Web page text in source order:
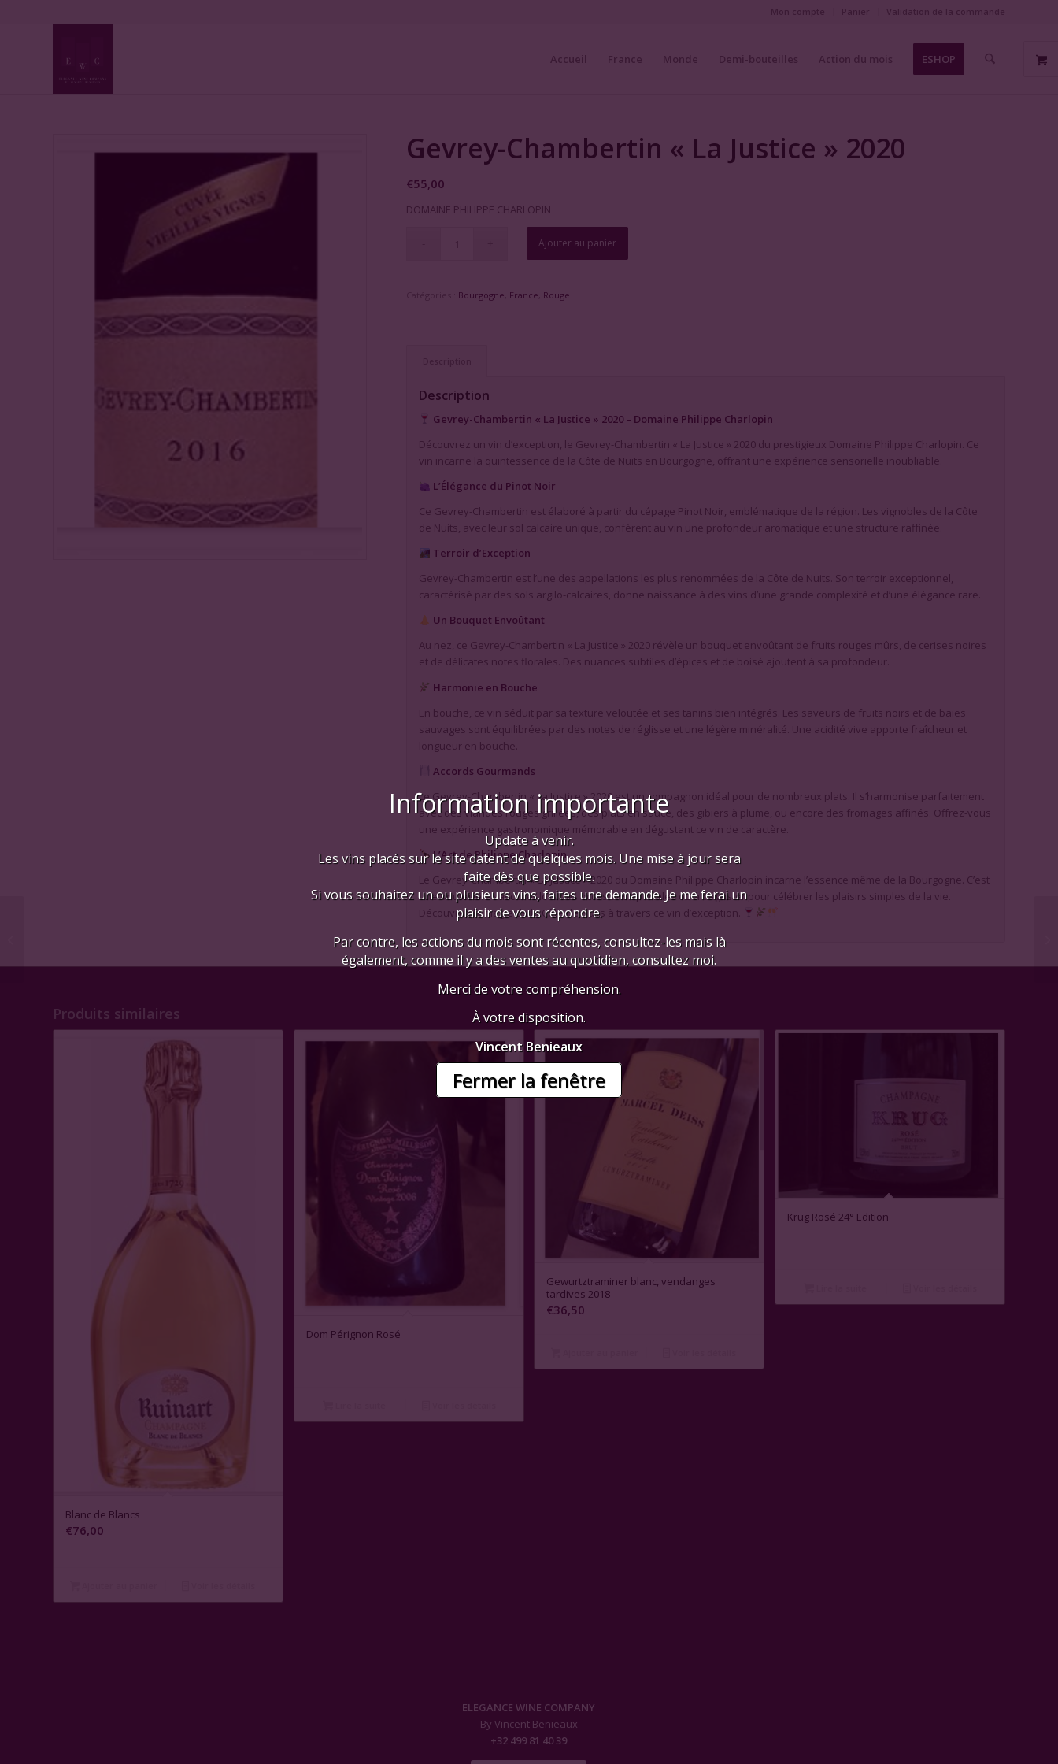
Accueil France Monde Demi-bouteilles Action du mois ESHOP
Gevrey-Chambertin « La Justice » 2020
€55,00
DOMAINE PHILIPPE CHARLOPIN
Ajouter au panier
Bourgogne France Rouge
Description
Gevrey-Chambertin « La Justice » 2020 – Domaine Philippe Charlopin
Découvrez un vin d’exception, le Gevrey-Chambertin « La Justice » 2020 du prestigieux Domaine Philippe Charlopin. Ce
vin incarne la quintessence de la Côte de Nuits en Bourgogne, offrant une expérience sensorielle inoubliable.
L’Élégance du Pinot Noir
Ce Gevrey-Chambertin est élaboré à partir du cépage Pinot Noir, emblématique de la région. Les vignobles de la Côte
de Nuits, avec leur sol calcaire unique, confèrent au vin une profondeur aromatique et une structure raffinée.
Terroir d’Exception
Gevrey-Chambertin est l’une des appellations les plus renommées de la Côte de Nuits. Son terroir exceptionnel,
caractérisé par des sols argilo-calcaires, donne naissance à des vins d’une grande complexité et d’une élégance rare.
Un Bouquet Envoûtant
Au nez, ce Gevrey-Chambertin « La Justice » 2020 révèle un bouquet envoûtant de fruits rouges mûrs, de cerises noires
et de délicates notes florales. Des nuances subtiles d’épices et de boisé ajoutent à sa profondeur.
Harmonie en Bouche
En bouche, ce vin séduit par sa texture veloutée et ses tanins bien intégrés. Les saveurs de fruits noirs et de baies
sauvages sont équilibrées par des notes de réglisse et une légère minéralité. Une acidité vive apporte fraîcheur et
longueur en bouche.
Accords Gourmands
Le Gevrey-Chambertin « La Justice » 2020 est un compagnon idéal pour de nombreux plats. Il s’harmonise parfaitement
avec des viandes rouges grillées, des plats en sauce, des gibiers à plume, ou encore des fromages affinés. Offrez-vous
une expérience gastronomique mémorable en dégustant ce vin de caractère.
L’Art de Philippe Charlopin
Le Gevrey-Chambertin « La Justice » 2020 du Domaine Philippe Charlopin incarne l’essence même de la Bourgogne. C’est
une bouteille à savourer lors des occasions spéciales ou à déguster pour célébrer les plaisirs simples de la vie.
Découvrez la magie de la Côte de Nuits à travers ce vin d’exception.
Produits similaires
Blanc de Blancs
€76,00
Dom Pérignon Rosé
Gewurtztraminer blanc, vendanges
tardives 2018
€36,50
Krug Rosé 24° Edition
ELEGANCE WINE COMPANY
By Vincent Benieaux
+32 499 81 40 39
Information importante
Update à venir.
Les vins placés sur le site datent de quelques mois. Une mise à jour sera
faite dès que possible.
Si vous souhaitez un ou plusieurs vins, faites une demande. Je me ferai un
plaisir de vous répondre.
Par contre, les actions du mois sont récentes, consultez-les mais là
également, comme il y a des ventes au quotidien, consultez moi.
Merci de votre compréhension.
À votre disposition.
Vincent Benieaux
Fermer la fenêtre